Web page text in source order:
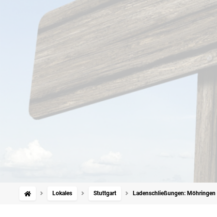
Lokales Stuttgart Ladenschließungen: